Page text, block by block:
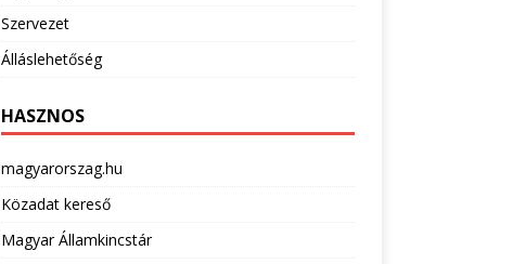
Szervezet
Álláslehetőség
HASZNOS
magyarorszag.hu
Közadat kereső
Magyar Államkincstár